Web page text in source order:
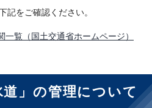
記をご確認ください。
覧（国土交通省ホームページ）
道」の管理について